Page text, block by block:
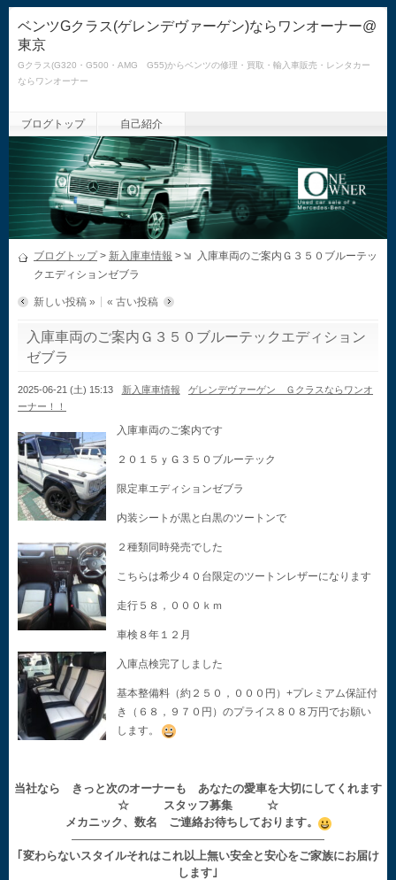
ベンツGクラス(ゲレンデヴァーゲン)ならワンオーナー@
東京
Gクラス(G320・G500・AMG G55)からベンツの修理・買取・輸入車販売・レンタカー
ならワンオーナー
ブログトップ 自己紹介
ブログトップ> 新入庫車情報 >
入庫車両のご案内Ｇ３５０ブルーテッ
クエディションゼブラ
新しい投稿 » « 古い投稿
入庫車両のご案内Ｇ３５０ブルーテックエディション
ゼブラ
2025-06-21 (土) 15:13 新入庫車情報
ゲレンデヴァーゲン Ｇクラスならワンオ
ーナー！！
入庫車両のご案内です
２０１５ｙＧ３５０ブルーテック
限定車エディションゼブラ
内装シートが黒と白黒のツートンで
２種類同時発売でした
こちらは希少４０台限定のツートンレザーになります
走行５８，０００ｋｍ
車検８年１２月
入庫点検完了しました
基本整備料（約２５０，０００円）+プレミアム保証付
き（６８，９７０円）のプライス８０８万円でお願い
します。
当社なら きっと次のオーナーも あなたの愛車を大切にしてくれます
☆ スタッフ募集 ☆
メカニック、数名 ご連絡お待ちしております。
——————————————————————
｢変わらないスタイルそれはこれ以上無い安全と安心をご家族にお届け
します｣